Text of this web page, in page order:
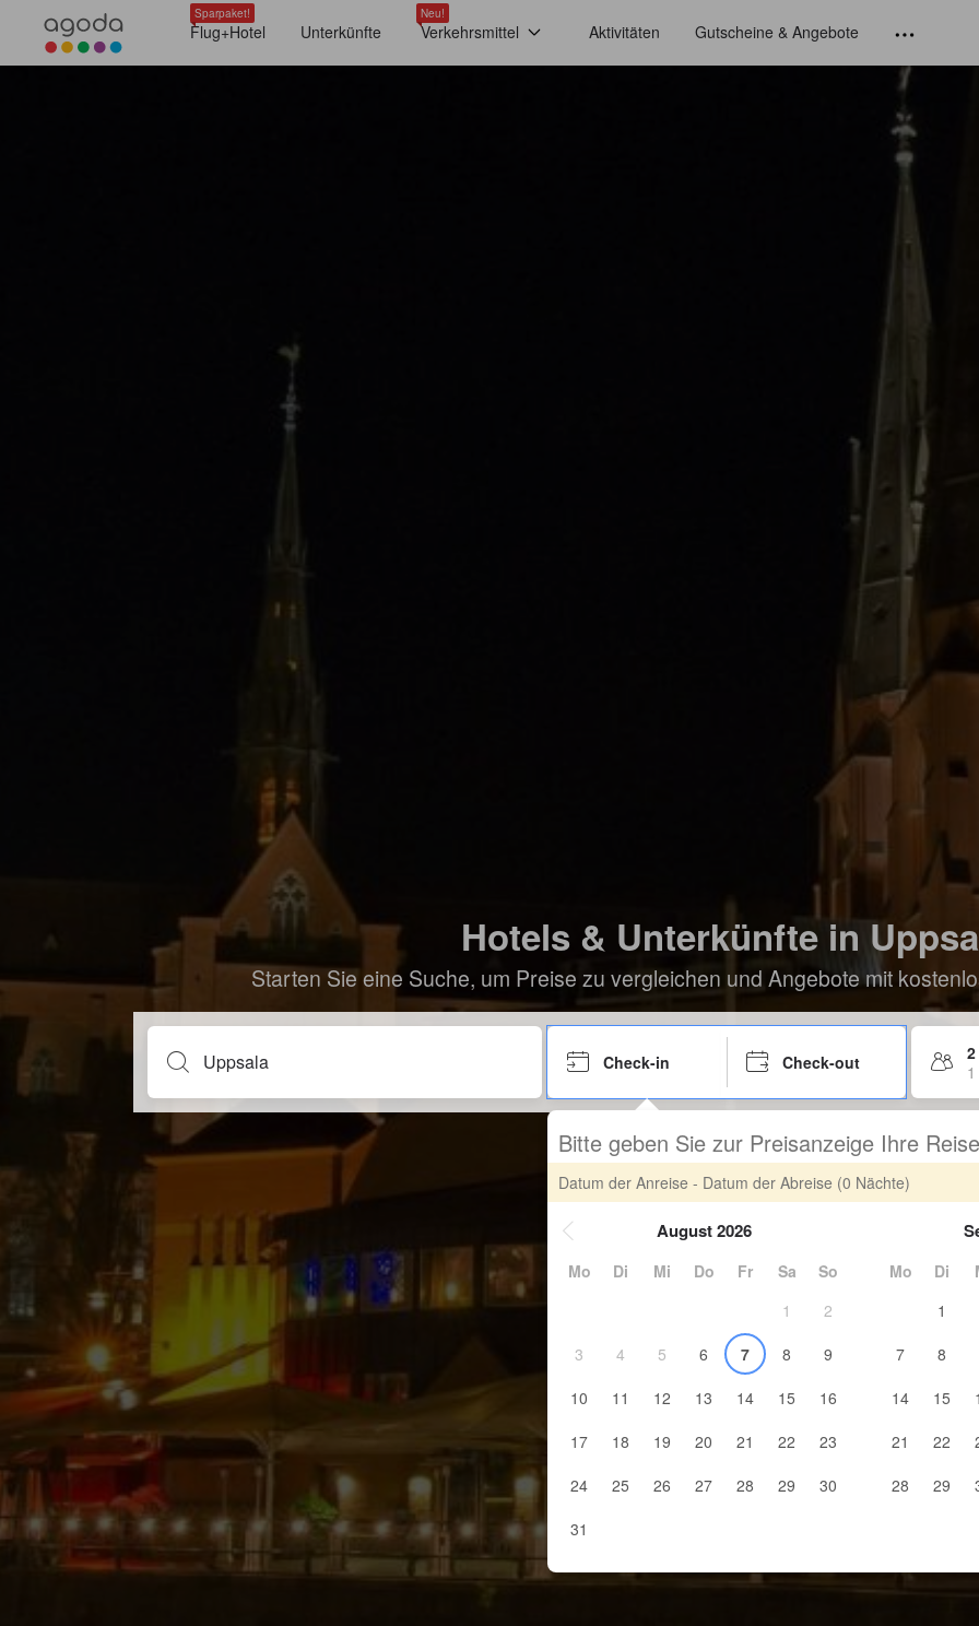
Sparpaket!
Flug+Hotel Unterkünfte
Neu!
Verkehrsmittel Aktivitäten Gutscheine & Angebote
Hotels & Unterkünfte in
Starten Sie eine Suche, um Preise zu vergleichen und Angebote mit
Check-in Check-out
Bitte geben Sie zur Preisanzeige Ihre
Datum der Anreise - Datum der Abreise (0 Nächte)
August 2026
Mo Di Mi Do Fr Sa
So
1
2
3
4 5 6 7 8
9
10
11 12 13 14 15
16
17
18 19 20 21 22
23
24
25 26 27 28 29
30
31
Mo Di
1
7
8
14
15
21
22
28
29